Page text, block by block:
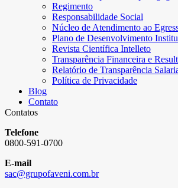
Regimento
Responsabilidade Social
Núcleo de Atendimento ao
Plano de Desenvolvimento
Revista Científica Intelleto
Transparência Financeira e
Relatório de Transparência
Política de Privacidade
Blog
Contato
Contatos
Telefone
0800-591-0700
E-mail
sac@grupofaveni.com.br